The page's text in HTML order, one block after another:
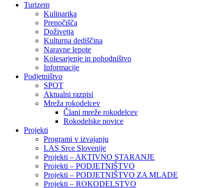
Turizem
Kulinarika
Prenočišča
Doživetja
Kulturna dediščina
Naravne lepote
Kolesarjenje in pohodništvo
Informacije
Podjetništvo
SPOT
Aktualni razpisi
Mreža rokodelcev
Člani mreže rokodelcev
Rokodelske novice
Projekti
Programi v izvajanju
LAS Srce Slovenije
Projekti – AKTIVNO STARANJE
Projekti – PODJETNIŠTVO
Projekti – PODJETNIŠTVO ZA MLADE
Projekti – ROKODELSTVO